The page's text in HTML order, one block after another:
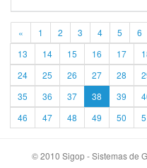
« 1 2 3 4 5 6
13
14 15 16 17
24
25 26 27 28
35
36 37 38 39
46
47 48 49 50
© 2010 Sigop - Sistemas de